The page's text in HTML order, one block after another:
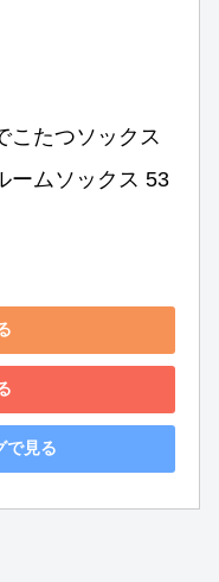
こたつソックス
ームソックス 53
で見る